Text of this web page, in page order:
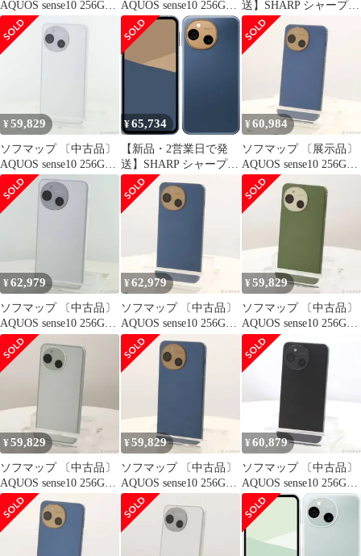
AQUOS sense10 256GB
デニムネイビー SH-
M33 SIMフリー【262】
AQUOS sense10 256GB
ライトシルバー SH-
M33 SIMフリー【377】
送】SHARP シャープ
SIMフリー端末 AQUOS
sense10(RAM8GB／
ROM256GB)フルブラッ
ク(SHM33BXB)
¥59,829
ソフマップ 〔中古品〕
AQUOS sense10 256GB
ライトシルバー SH-
M33 SIMフリー【349】
¥65,734
【新品・2営業日で発
送】SHARP シャープ
SIMフリー端末 AQUOS
sense10(RAM8GB／
ROM256GB)デニムネイ
ビー(SHM33BXA)
¥60,984
ソフマップ 〔展示品〕
AQUOS sense10 256GB
デニムネイビー SH-
M33 SIMフリー【269】
¥62,979
ソフマップ 〔中古品〕
AQUOS sense10 256GB
ライトシルバー SH-
M33 SIMフリー【262】
¥62,979
ソフマップ 〔中古品〕
AQUOS sense10 256GB
デニムネイビー SH-
M33 SIMフリー【377】
¥59,829
ソフマップ 〔中古品〕
AQUOS sense10 256GB
カーキグリーン SH-
M33 SIMフリー【258】
¥59,829
ソフマップ 〔中古品〕
AQUOS sense10 256GB
ペールミント SH-M33
SIMフリー【258】
¥59,829
ソフマップ 〔中古品〕
AQUOS sense10 256GB
デニムネイビー SH-
M33 SIMフリー【305】
¥ 60,879
ソフマップ 〔中古品〕
AQUOS sense10 256GB
フルブラック SH-M33
SIMフリー【258】